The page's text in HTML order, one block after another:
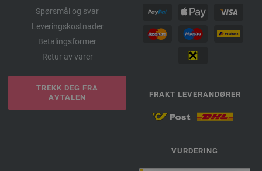
Spørsmål og svar
Leveringskostnader
Betalingsformer
Retur av varer
TREKK DEG FRA
AVTALEN
FRAKT LEVERANDØRER
VURDERING